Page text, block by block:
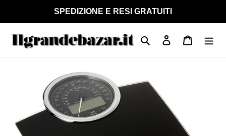
contenuti
SPEDIZIONE E RESI GRATUITI
Cerca Accedi Carrello